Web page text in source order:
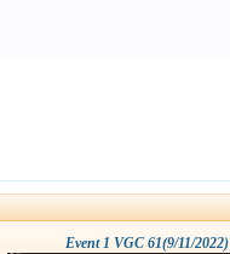
Event 1 VGC 61(9/11/2022)